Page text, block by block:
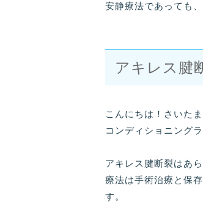
安静療法であっても
アキレス腱
こんにちは！さいた
コンディショニング
アキレス腱断裂はあ
療法は手術治療と保
す。